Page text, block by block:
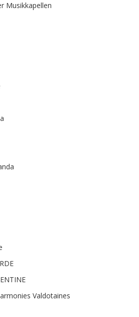
Musikkapellen
Valdotaines